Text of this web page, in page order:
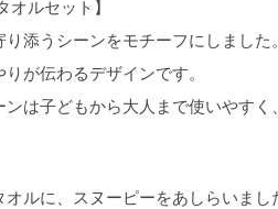
オルセット】
添うシーンをモチーフにしました。
が伝わるデザインです。
は子どもから大人まで使いやすく
ルに、スヌーピーをあしらいまし